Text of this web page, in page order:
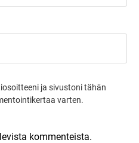
ja sivustoni tähän
varten.
kommenteista.